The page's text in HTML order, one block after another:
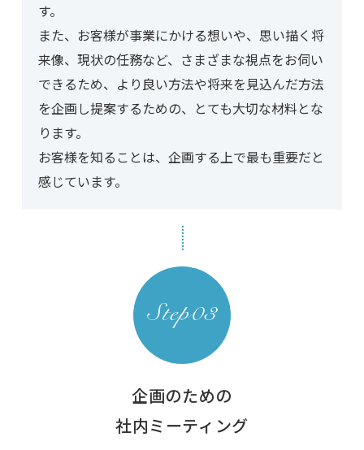
す。
また、お客様が事業にかける想いや、思い描く将
来像、現状の任務など、さまざまな視点をお伺い
できるため、より良い方法や将来を見込んだ方法
を企画し提案するための、とても大切な材料とな
ります。
お客様を知ることは、企画する上で最も重要だと
感じています。
企画のための
社内ミーティング